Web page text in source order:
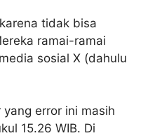
tidak bisa
ramai-ramai
sosial X (dahulu
error ini masih
15.26 WIB. Di